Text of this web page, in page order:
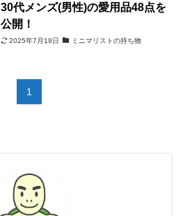
30代メンズ(男性)の愛用品48点を
公開！
2025年7月19日 ミニマリストの持ち物
1